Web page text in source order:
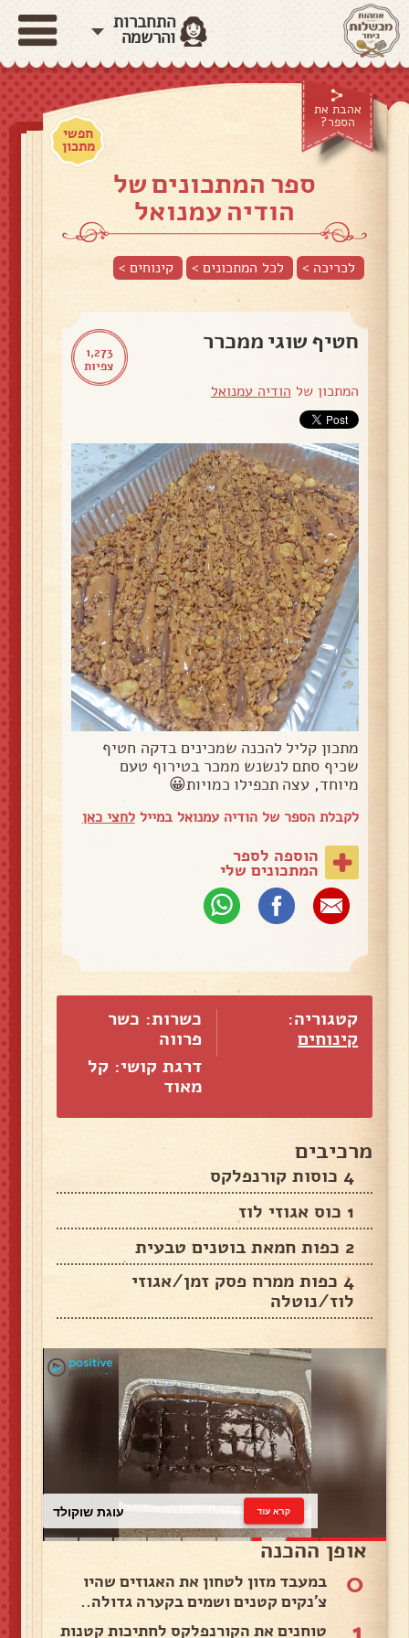
התחברות
והרשמה
אהבת את
הספר?
חפשי
מתכון
ספר המתכונים של
הודיה עמנואל
לכריכה > לכל המתכונים > קינוחים>
1,273
צפיות
חטיף שוגי ממכרר
המתכון של הודיה עמנואל
מתכון קליל להכנה שמכינים בדקה חטיף
שכיף סתם לנשנש ממכר בטירוף טעם
מיוחד, עצה תכפילו כמויות😀
לקבלת הספר של הודיה עמנואל במייללחצי כאן
הוספה לספר
המתכונים שלי
קטגוריה:
קינוחים
כשרות: כשר
פרווה
דרגת קושי: קל
מאוד
מרכיבים
4 כוסות קורנפלקס
1 כוס אגוזי לוז
2 כפות חמאת בוטנים טבעית
4 כפות ממרח פסק זמן/אגוזי
לוז/נוטלה
עוגת שוקולד קרא עוד
אופן ההכנה
0
במעבד מזון לטחון את האגוזים שהיו
צ'נקים קטנים ושמים בקערה גדולה..
טוחנים את הקורנפלקס לחתיכות קטנות